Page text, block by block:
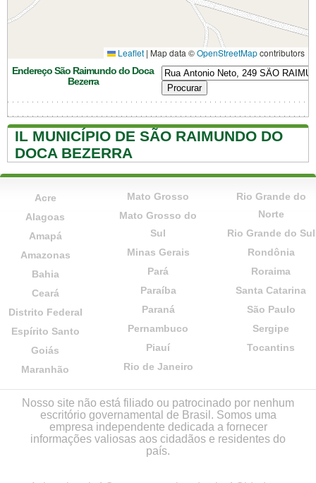
Leaflet | Map data ©OpenStreetMapcontributors
Endereço São Raimundo do Doca
Bezerra
IL MUNICÍPIO DE SÃO RAIMUNDO DO
DOCA BEZERRA
Acre
Alagoas
Amapá
Amazonas
Bahia
Ceará
Distrito Federal
Espírito Santo
Goiás
Maranhão
Mato Grosso
Mato Grosso do
Sul
Minas Gerais
Pará
Paraíba
Paraná
Pernambuco
Piauí
Rio de Janeiro
Rio Grande do
Norte
Rio Grande do Sul
Rondônia
Roraima
Santa Catarina
São Paulo
Sergipe
Tocantins
Nosso site não está filiado ou patrocinado por nenhum
escritório governamental de Brasil. Somos uma
empresa independente dedicada a fornecer
informações valiosas aos cidadãos e residentes do
país.